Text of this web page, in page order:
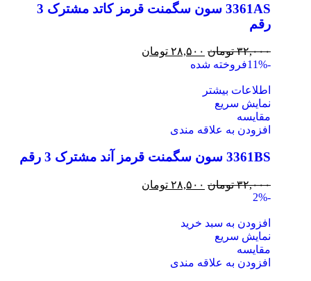
3361AS سون سگمنت قرمز کاتد مشترک 3
رقم
۳۲,۰۰۰ تومان ۲۸,۵۰۰ تومان
-11%
فروخته شده
اطلاعات بیشتر
نمایش سریع
مقايسه
افزودن به علاقه مندی
3361BS سون سگمنت قرمز آند مشترک 3 رقم
۳۲,۰۰۰ تومان ۲۸,۵۰۰ تومان
-2%
افزودن به سبد خرید
نمایش سریع
مقايسه
افزودن به علاقه مندی